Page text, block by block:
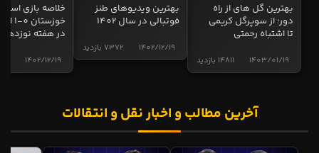
بهترین گل های از راه
دور؛ از سوپرگل کریمی
تا اشتباه رحمتی
14811 بازدید 1403/01/19
بهترین ویدیوهای طنز
فوتبالی در سال 1402
7372 بازدید 1402/12/19
خلاصه بازی
در هفته نوزدهم
1402/12/19
آخرین مطالب و اخبار نقل و انتقالات